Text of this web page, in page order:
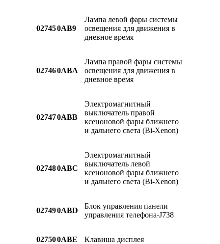
027450AB9
Лампа левой фары системы
освещения для движения в
дневное время
027460ABA
Лампа правой фары системы
освещения для движения в
дневное время
027470ABB
Электромагнитный
выключатель правой
ксеноновой фары ближнего
и дальнего света (Bi-Xenon)
027480ABC
Электромагнитный
выключатель левой
ксеноновой фары ближнего
и дальнего света (Bi-Xenon)
027490ABD
Блок управления панели
управления телефона-J738
027500ABE Клавиша дисплея